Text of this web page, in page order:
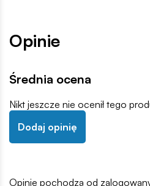
Opinie
Średnia ocena
Nikt jeszcze nie ocenił tego
Dodaj opinię
Opinie pochodzą od